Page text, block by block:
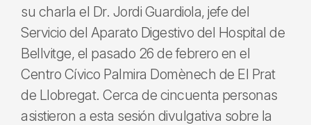
su charla el Dr. Jordi Guardiola, jefe del
Servicio del Aparato Digestivo del Hospital de
Bellvitge, el pasado 26 de febrero en el
Centro Cívico Palmira Domènech de El Prat
de Llobregat. Cerca de cincuenta personas
asistieron a esta sesión divulgativa sobre la